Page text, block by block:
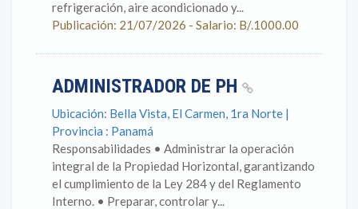
refrigeración, aire acondicionado y...
Publicación: 21/07/2026 - Salario: B/.1000.00
ADMINISTRADOR DE PH
Ubicación: Bella Vista, El Carmen, 1ra Norte |
Provincia : Panamá
Responsabilidades • Administrar la operación
integral de la Propiedad Horizontal, garantizando
el cumplimiento de la Ley 284 y del Reglamento
Interno. • Preparar, controlar y...